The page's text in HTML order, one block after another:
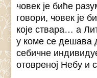
човек је биће
говори, човек је
које ствара… а
у коме се дешава
себичне
отовреној Небу и